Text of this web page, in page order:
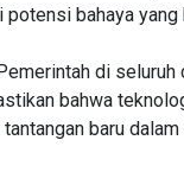
potensi bahaya
di seluruh
bahwa
baru dalam